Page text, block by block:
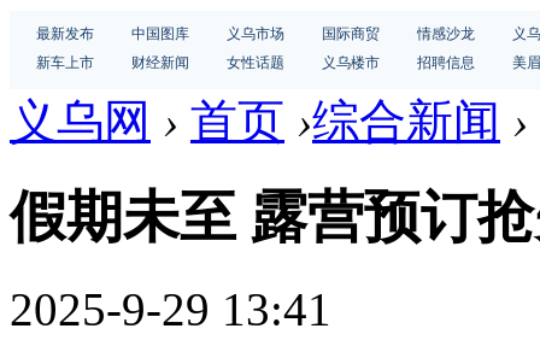
最新发布 中国图库 义乌市场 国际商贸 情感沙龙
义
新车上市
财经新闻 女性话题 义乌楼市 招聘信息 美
义乌网 › 首页 ›综合新闻 ›
假期未至 露营预订
2025-9-29 13:41